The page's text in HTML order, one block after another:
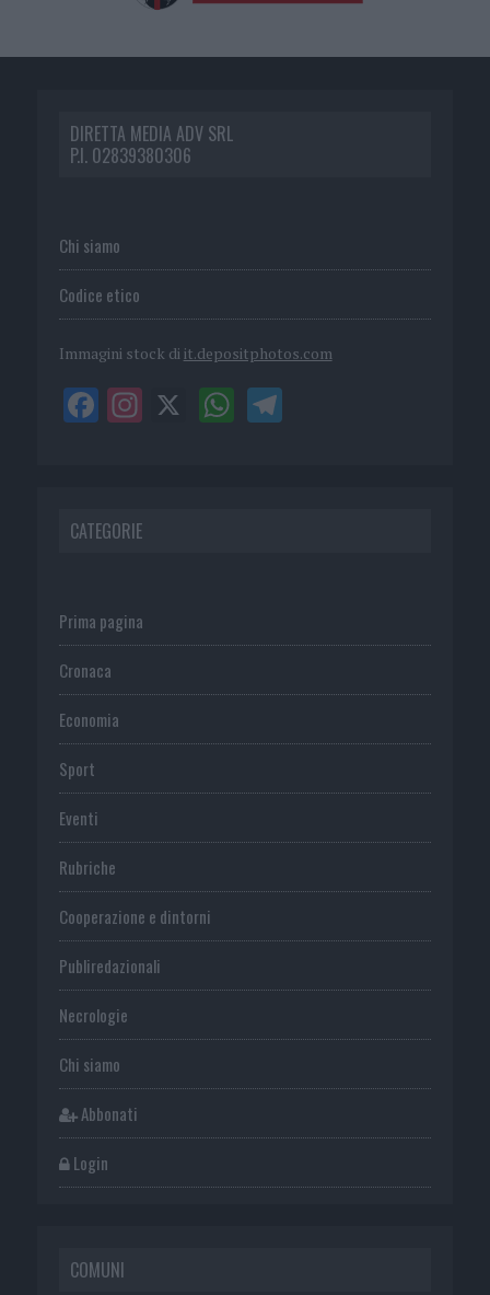
DIRETTA MEDIA ADV SRL
P.I. 02839380306
Chi siamo
Codice etico
Immagini stock di it.depositphotos.com
CATEGORIE
Prima pagina
Cronaca
Economia
Sport
Eventi
Rubriche
Cooperazione e dintorni
Publiredazionali
Necrologie
Chi siamo
Abbonati
Login
COMUNI